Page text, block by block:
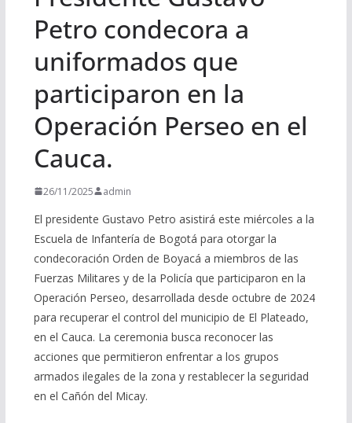
Petro condecora a
uniformados que
participaron en la
Operación Perseo en el
Cauca.
26/11/2025 admin
El presidente Gustavo Petro asistirá este miércoles a la
Escuela de Infantería de Bogotá para otorgar la
condecoración Orden de Boyacá a miembros de las
Fuerzas Militares y de la Policía que participaron en la
Operación Perseo, desarrollada desde octubre de 2024
para recuperar el control del municipio de El Plateado,
en el Cauca. La ceremonia busca reconocer las
acciones que permitieron enfrentar a los grupos
armados ilegales de la zona y restablecer la seguridad
en el Cañón del Micay.